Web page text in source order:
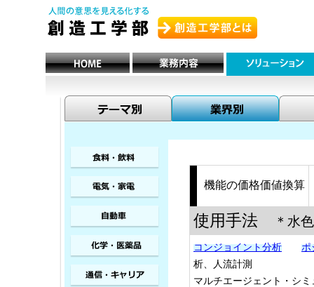
機能の価格価値換算
使用手法 ＊水
コンジョイント分析
ポ
析、人流計測
マルチエージェント・シ